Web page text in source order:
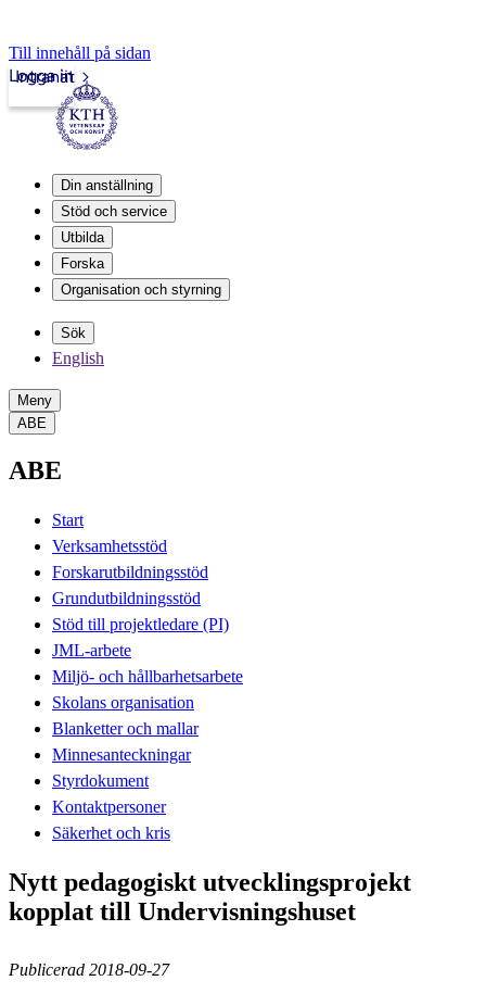
Till innehåll på sidan
Intranät
Logga in
Din anställning
Stöd och service
Utbilda
Forska
Organisation och styrning
Sök
English
Meny
ABE
ABE
Start
Verksamhetsstöd
Forskarutbildningsstöd
Grundutbildningsstöd
Stöd till projektledare (PI)
JML-arbete
Miljö- och hållbarhetsarbete
Skolans organisation
Blanketter och mallar
Minnesanteckningar
Styrdokument
Kontaktpersoner
Säkerhet och kris
Nytt pedagogiskt utvecklingsprojekt
kopplat till Undervisningshuset
Publicerad 2018-09-27